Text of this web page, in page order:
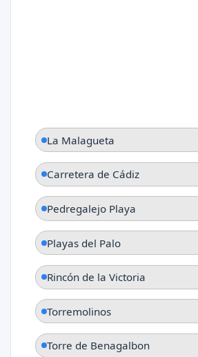
La Malagueta
Carretera de Cádiz
Pedregalejo Playa
Playas del Palo
Rincón de la Victoria
Torremolinos
Torre de Benagalbon